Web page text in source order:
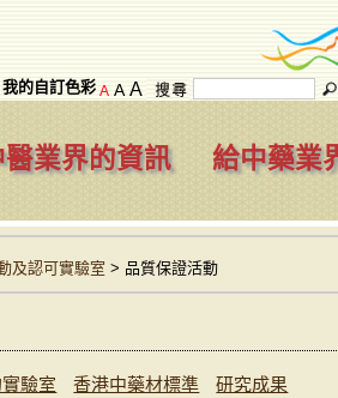
我的自訂色彩 A A A
業界的資訊 給中藥業
及認可實驗室 > 品質保證活動
驗室 香港中藥材標準
研究成果